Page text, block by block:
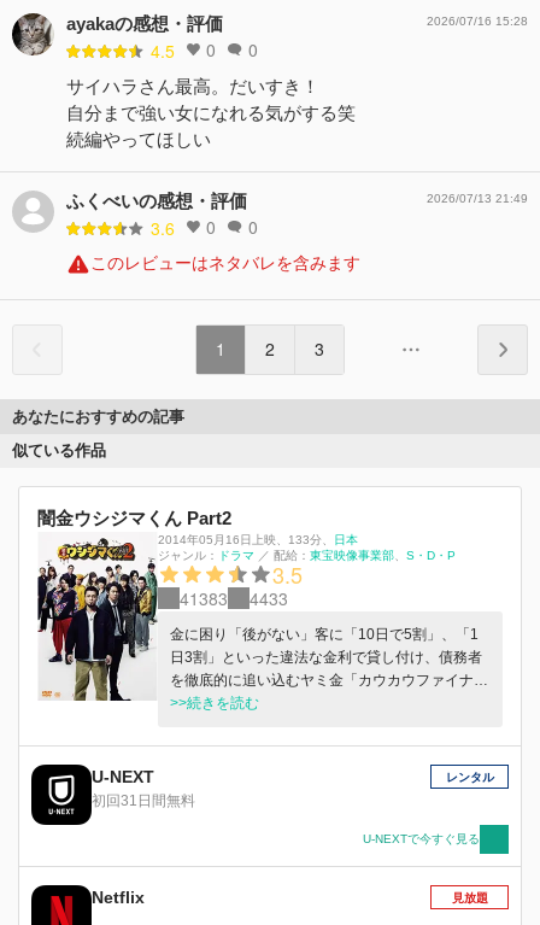
ayakaの感想・評価
4.5 0 0
2026/07/16 15:28
サイハラさん最高。だいすき！
自分まで強い女になれる気がする笑
続編やってほしい
ふくべいの感想・評価
3.6 0 0
2026/07/13 21:49
このレビューはネタバレを含みます
1 2 3
あなたにおすすめの記事
似ている作品
闇金ウシジマくん Part2
2014年05月16日上映 133分
日本
ジャンル：
ドラマ ／ 配給： 東宝映像事業部 S・D・P
3.5
41383 4433
金に困り「後がない」客に「10日で5割」、「1
日3割」といった違法な金利で貸し付け、債務者
を徹底的に追い込むヤミ金「カウカウファイナン
ス」のウシジマとNo2の柄崎、元ホストでヤミ金
戌亥を迎え、待望の映画Part2では、スピーディ
で重量感のあるアクションとバイオレンス、特濃
の人間ドラマと悲喜劇、すべてがハンパなくスケ
>>続きを読む
U-NEXT
初回31日間無料
レンタル
U-NEXTで今すぐ見る
Netflix 見放題